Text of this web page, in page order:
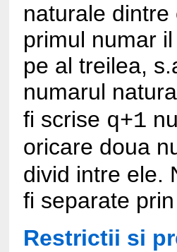
naturale
primul numar
pe al treilea,
numarul
fi scrise q+1
oricare doua
divid intre ele.
fi separate
Restrictii si